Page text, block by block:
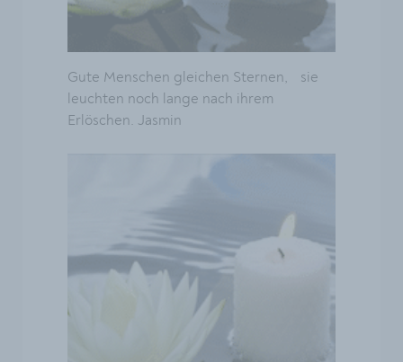
Gute Menschen gleichen Sternen, sie
leuchten noch lange nach ihrem
Erlöschen. Jasmin